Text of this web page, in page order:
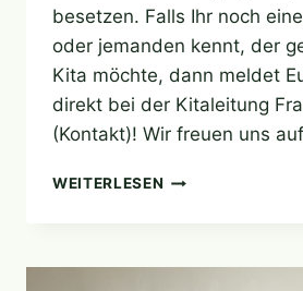
besetzen. Falls Ihr noch
oder jemanden kennt, der
Kita möchte, dann meldet
direkt bei der Kitaleitung
(Kontakt)! Wir freuen uns
WEITERLESENKITAPLÄTZE
VERFÜGBAR